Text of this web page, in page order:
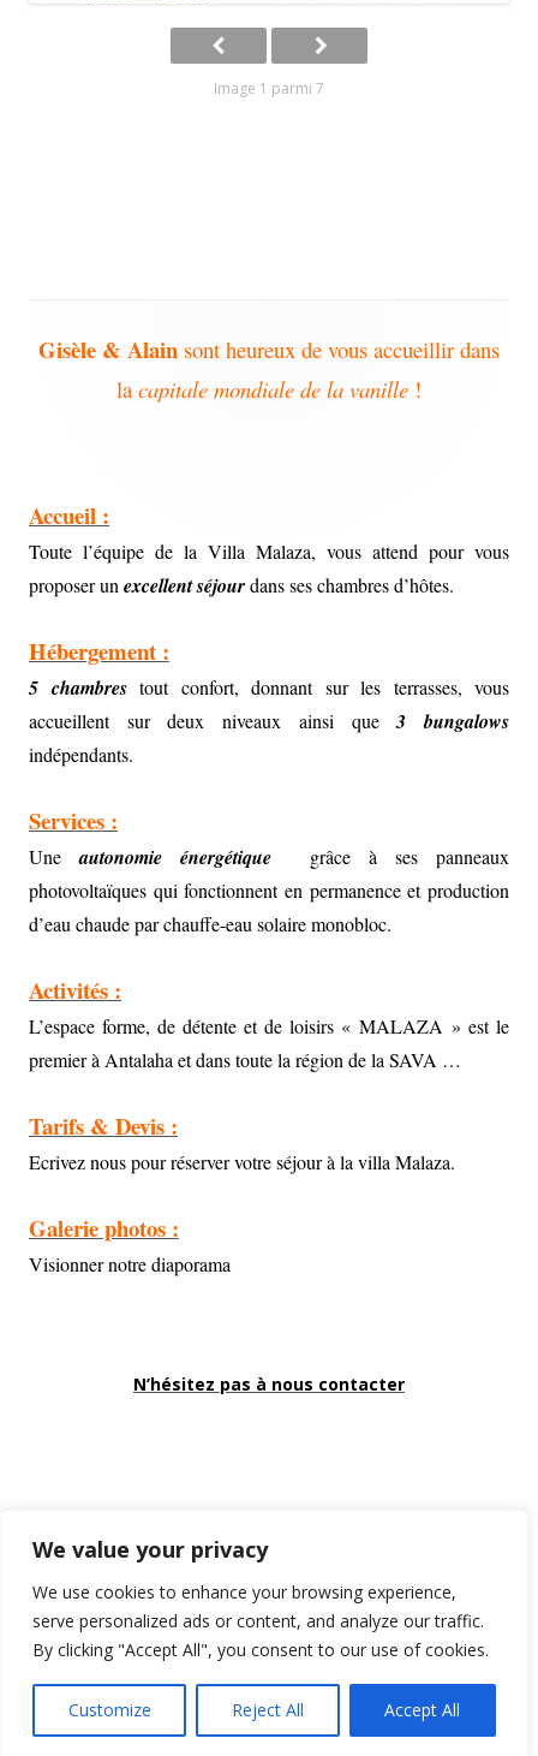
We value your privacy
We use cookies to enhance your browsing experience,
serve personalized ads or content, and analyze our traffic.
By clicking "Accept All", you consent to our use of cookies.
Customize Reject All Accept All
Image 1 parmi 7
Main
Sidebar
Gisèle & Alain sont heureux de vous accueillir dans
la capitale mondiale de la vanille !
Accueil :
Toute l’équipe de la Villa Malaza, vous attend pour vous
proposer unexcellent séjourdans ses chambres d’hôtes.
Hébergement :
5 chambrestout confort, donnant sur les terrasses, vous
accueillent sur deux niveaux ainsi que3 bungalows
indépendants.
Services :
Uneautonomie énergétique grâce à ses panneaux
photovoltaïques qui fonctionnent en permanence et production
d’eau chaude par chauffe-eau solaire monobloc.
Activités :
L’espace forme, de détente et de loisirs « MALAZA » est le
premier à Antalaha et dans toute la région de la SAVA …
Tarifs & Devis :
Ecrivez nous pour réserver votre séjour à la villa Malaza.
Galerie photos :
Visionner notre diaporama
N’hésitez pas à nous contacter
Footer
Content
UsingTiny Framework Connexion
Links